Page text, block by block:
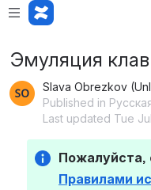
Эмуляция
Slava Obrezkov
Published in
Last updated Tue
Правилами